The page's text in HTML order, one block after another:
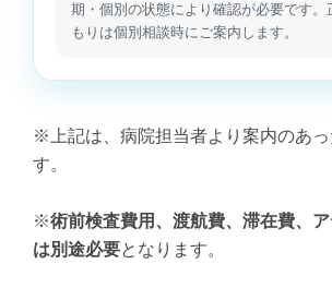
較
表
期・個別の状態により確認が必要です。
もりは個別相談時にご案内します。
※上記は、病院担当者より案内のあっ
す。
※術前検査費用、渡航費、滞在費、
は別途必要となります。